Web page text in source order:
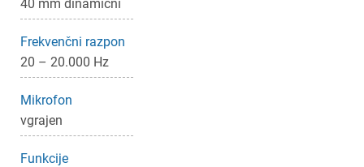
40 mm dinamični
Frekvenčni razpon
20 – 20.000 Hz
Mikrofon
vgrajen
Funkcije
Prijava